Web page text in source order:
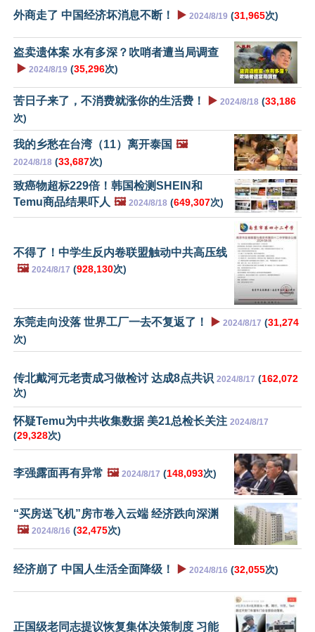
外商走了 中国经济坏消息不断！ ▶️ 2024/8/19 (31,965次)
盗卖遗体案 水有多深？吹哨者遭当局调查
▶️ 2024/8/19 (35,296次)
苦日子来了，不消费就涨你的生活费！ ▶️ 2024/8/18 (33,186
次)
我的乡愁在台湾（11）离开泰国 🖼️
2024/8/18 (33,687次)
致癌物超标229倍！韩国检测SHEIN和
Temu商品结果吓人 🖼️ 2024/8/18 (649,307次)
不得了！中学生反内卷联盟触动中共高压线
🖼️ 2024/8/17 (928,130次)
东莞走向没落 世界工厂一去不复返了！ ▶️ 2024/8/17 (31,274
次)
传北戴河元老责成习做检讨 达成8点共识 2024/8/17 (162,072
次)
怀疑Temu为中共收集数据 美21总检长关注 2024/8/17
(29,328次)
李强露面再有异常 🖼️ 2024/8/17 (148,093次)
“买房送飞机”房市卷入云端 经济跌向深渊
🖼️ 2024/8/16 (32,475次)
经济崩了 中国人生活全面降级！ ▶️ 2024/8/16 (32,055次)
正国级老同志提议恢复集体决策制度 习能